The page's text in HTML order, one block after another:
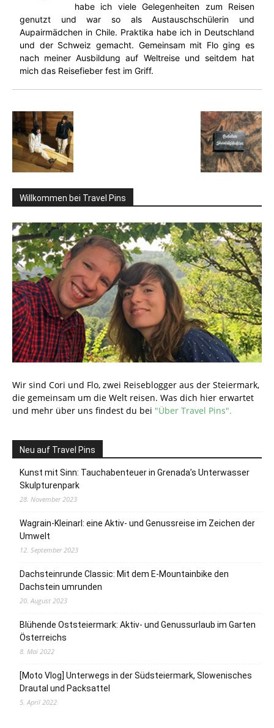
habe ich viele Gelegenheiten zum Reisen
genutzt und war so als Austauschschülerin und
Aupairmädchen in Chile. Praktika habe ich in Deutschland
und der Schweiz gemacht. Gemeinsam mit Flo ging es
nach meiner Ausbildung auf Weltreise und seitdem hat
mich das Reisefieber fest im Griff.
Willkommen bei Travel Pins
Wir sind Cori und Flo, zwei Reiseblogger aus der Steiermark,
die gemeinsam um die Welt reisen. Was dich hier erwartet
und mehr über uns findest du bei "Über Travel Pins".
Neu auf Travel Pins
Kunst mit Sinn: Tauchabenteuer in Grenada’s Unterwasser
Skulpturenpark
28. November 2023
Wagrain-Kleinarl: eine Aktiv- und Genussreise im Zeichen der
Umwelt
12. September 2023
Dachsteinrunde Classic: Mit dem E-Mountainbike den
Dachstein umrunden
20. August 2023
Blühende Oststeiermark: Aktiv- und Genussurlaub im Garten
Österreichs
8. Mai 2022
[Moto Vlog] Unterwegs in der Südsteiermark, Slowenisches
Drautal und Packsattel
5. April 2022